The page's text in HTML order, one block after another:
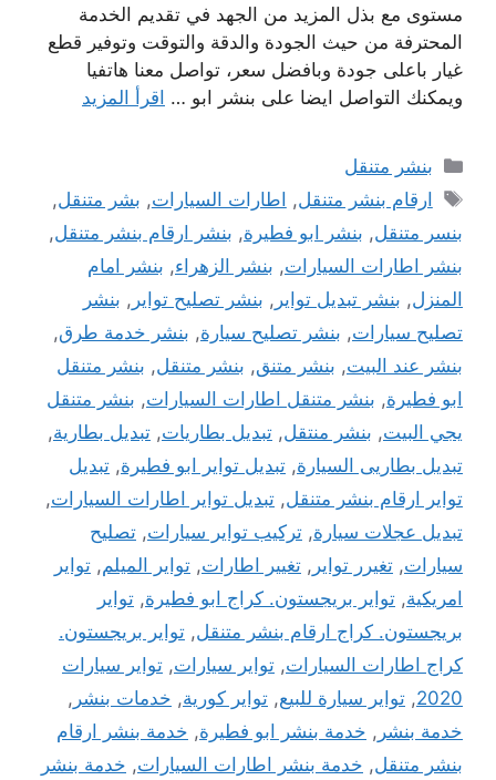
مستوى مع بذل المزيد من الجهد في تقديم الخدمة
المحترفة من حيث الجودة والدقة والتوقت وتوفير قطع
غيار باعلى جودة وبافضل سعر، تواصل معنا هاتفيا
ويمكنك التواصل ايضا على بنشر ابو … اقرأ المزيد
التصنيفات
بنشر متنقل
الوسوم
ارقام بنشر متنقل, اطارات السيارات, بشر متنقل,
بنسر متنقل, بنشر ابو فطيرة, بنشر ارقام بنشر متنقل,
بنشر اطارات السيارات, بنشر الزهراء, بنشر امام
المنزل, بنشر تبديل تواير , بنشر تصليح تواير , بنشر
تصليح سيارات, بنشر تصليح سيارة, بنشر خدمة طرق,
بنشر عند البيت, بنشر متنق, بنشر متنقل, بنشر متنقل
ابو فطيرة, بنشر متنقل اطارات السيارات, بنشر متنقل
يجي البيت, بنشر منتقل, تبديل بطاريات, تبديل بطارية,
تبديل بطاريى السيارة, تبديل تواير ابو فطيرة, تبديل
تواير ارقام بنشر متنقل, تبديل تواير اطارات السيارات,
تبديل عجلات سيارة, تركيب تواير سيارات, تصليح
سيارات, تغيرر تواير , تغيير اطارات, تواير الميلم, تواير
امريكية, تواير بريجستون. كراج ابو فطيرة, تواير
بريجستون. كراج ارقام بنشر متنقل, تواير بريجستون.
كراج اطارات السيارات, تواير سيارات, تواير سيارات
2020
, تواير سيارة للبيع, تواير كورية, خدمات بنشر ,
خدمة بنشر , خدمة بنشر ابو فطيرة, خدمة بنشر ارقام
بنشر متنقل, خدمة بنشر اطارات السيارات, خدمة بنشر